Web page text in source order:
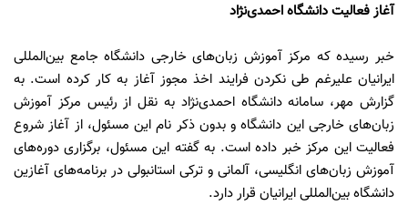
آغاز فعالیت دانشگاه احمدی‌نژاد
خبر رسیده که مرکز آموزش زبان‌های خارجی دانشگاه جامع بین‌المللی
ایرانیان علیرغم طی نکردن فرایند اخذ مجوز آغاز به کار کرده است. به
گزارش مهر، سامانه دانشگاه احمدی‌نژاد به نقل از رئیس مرکز آموزش
زبان‌های خارجی این دانشگاه و بدون ذکر نام این مسئول، از آغاز شروع
فعالیت این مرکز خبر داده است. به گفته این مسئول، برگزاری دوره‌های
آموزش زبان‌های انگلیسی، آلمانی و ترکی استانبولی در برنامه‌های آغازین
دانشگاه بین‌المللی ایرانیان قرار دارد.